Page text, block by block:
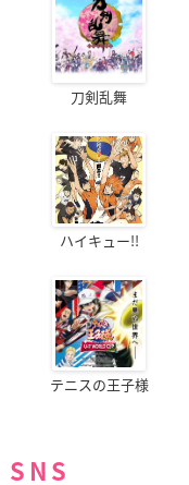
刀剣乱舞
ハイキュー!!
テニスの王子様